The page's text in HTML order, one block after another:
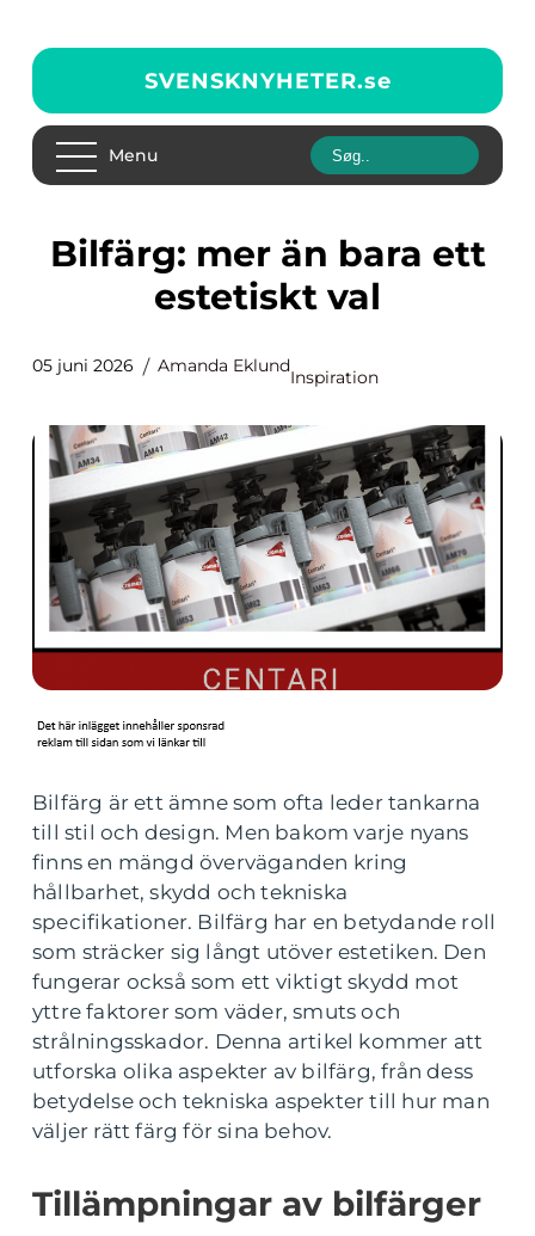
SVENSKNYHETER.se
Menu
Bilfärg: mer än bara ett
estetiskt val
05 juni 2026 Amanda Eklund
Inspiration
Bilfärg är ett ämne som ofta leder tankarna
till stil och design. Men bakom varje nyans
finns en mängd överväganden kring
hållbarhet, skydd och tekniska
specifikationer. Bilfärg har en betydande roll
som sträcker sig långt utöver estetiken. Den
fungerar också som ett viktigt skydd mot
yttre faktorer som väder, smuts och
strålningsskador. Denna artikel kommer att
utforska olika aspekter av bilfärg, från dess
betydelse och tekniska aspekter till hur man
väljer rätt färg för sina behov.
Tillämpningar av bilfärger